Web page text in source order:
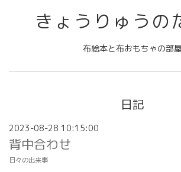
きょうりゅうの
布絵本と布おもちゃの部屋
日記
2023-08-28 10:15:00
背中合わせ
日々の出来事